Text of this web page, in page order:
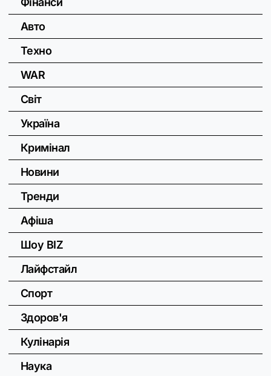
Авто
Техно
WAR
Світ
Україна
Кримінал
Новини
Тренди
Афіша
Шоу BIZ
Лайфстайл
Спорт
Здоров'я
Кулінарія
Наука